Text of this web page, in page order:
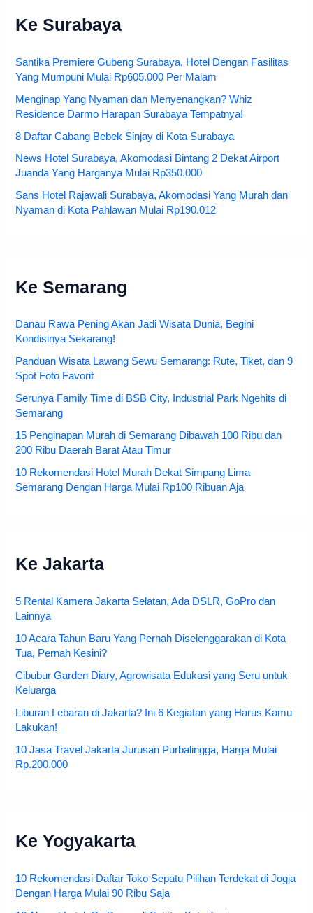
Ke Surabaya
Santika Premiere Gubeng Surabaya, Hotel Dengan Fasilitas
Yang Mumpuni Mulai Rp605.000 Per Malam
Menginap Yang Nyaman dan Menyenangkan? Whiz
Residence Darmo Harapan Surabaya Tempatnya!
8 Daftar Cabang Bebek Sinjay di Kota Surabaya
News Hotel Surabaya, Akomodasi Bintang 2 Dekat Airport
Juanda Yang Harganya Mulai Rp350.000
Sans Hotel Rajawali Surabaya, Akomodasi Yang Murah dan
Nyaman di Kota Pahlawan Mulai Rp190.012
Ke Semarang
Danau Rawa Pening Akan Jadi Wisata Dunia, Begini
Kondisinya Sekarang!
Panduan Wisata Lawang Sewu Semarang: Rute, Tiket, dan 9
Spot Foto Favorit
Serunya Family Time di BSB City, Industrial Park Ngehits di
Semarang
15 Penginapan Murah di Semarang Dibawah 100 Ribu dan
200 Ribu Daerah Barat Atau Timur
10 Rekomendasi Hotel Murah Dekat Simpang Lima
Semarang Dengan Harga Mulai Rp100 Ribuan Aja
Ke Jakarta
5 Rental Kamera Jakarta Selatan, Ada DSLR, GoPro dan
Lainnya
10 Acara Tahun Baru Yang Pernah Diselenggarakan di Kota
Tua, Pernah Kesini?
Cibubur Garden Diary, Agrowisata Edukasi yang Seru untuk
Keluarga
Liburan Lebaran di Jakarta? Ini 6 Kegiatan yang Harus Kamu
Lakukan!
10 Jasa Travel Jakarta Jurusan Purbalingga, Harga Mulai
Rp.200.000
Ke Yogyakarta
10 Rekomendasi Daftar Toko Sepatu Pilihan Terdekat di Jogja
Dengan Harga Mulai 90 Ribu Saja